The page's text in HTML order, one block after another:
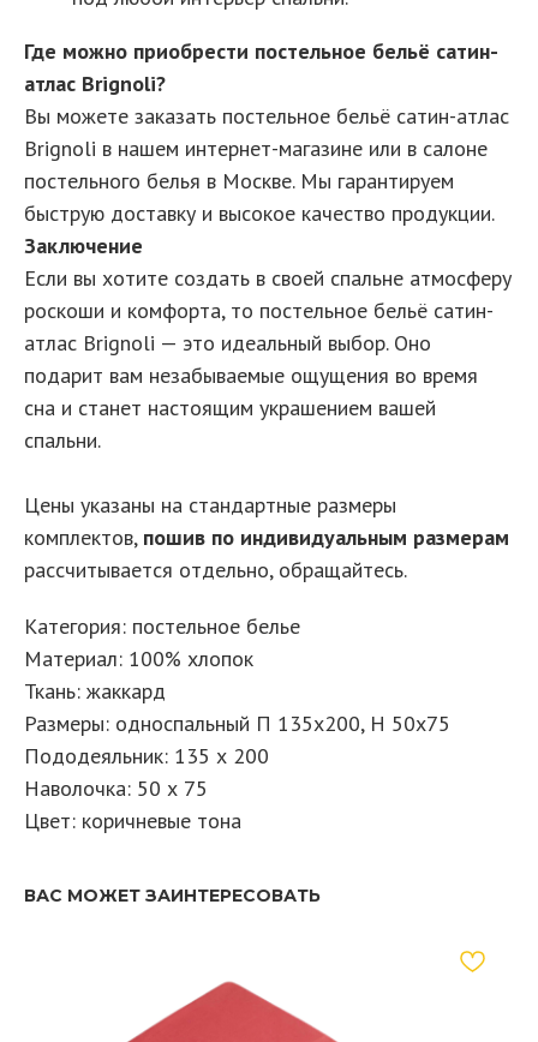
Где можно приобрести постельное бельё сатин-
атлас Brignoli?
Вы можете заказать постельное бельё сатин-атлас
Brignoli в нашем интернет-магазине или в салоне
постельного белья в Москве. Мы гарантируем
быструю доставку и высокое качество продукции.
Заключение
Если вы хотите создать в своей спальне атмосферу
роскоши и комфорта, то постельное бельё сатин-
атлас Brignoli — это идеальный выбор. Оно
подарит вам незабываемые ощущения во время
сна и станет настоящим украшением вашей
спальни.
Цены указаны на стандартные размеры
комплектов, пошив по индивидуальным размерам
рассчитывается отдельно, обращайтесь.
Категория: постельное белье
Материал: 100% хлопок
Ткань: жаккард
Размеры: односпальный П 135х200, Н 50х75
Пододеяльник: 135 х 200
Наволочка: 50 х 75
Цвет: коричневые тона
ВАС МОЖЕТ ЗАИНТЕРЕСОВАТЬ